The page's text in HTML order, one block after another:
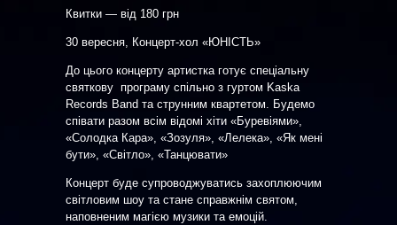
Квитки — від 180 грн
30 вересня, Концерт-хол «ЮНІСТЬ»
До цього концерту артистка готує спеціальну
святкову програму спільно з гуртом Kaska
Records Band та струнним квартетом. Будемо
співати разом всім відомі хіти «Буревіями»,
«Солодка Кара», «Зозуля», «Лелека», «Як мені
бути», «Світло», «Танцювати»
Концерт буде супроводжуватись захоплюючим
світловим шоу та стане справжнім святом,
наповненим магією музики та емоцій.